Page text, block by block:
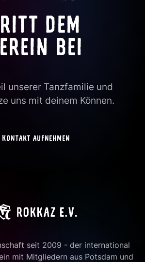
DEM
BEI
unserer Tanzfamilie und
uns mit deinem Können.
Kontakt aufnehmen
seit 2009 - der international
mit Mitgliedern aus Potsdam und